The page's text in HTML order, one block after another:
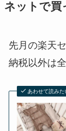
ネットで買
先月の楽天
納税以外は
あわせて読みた